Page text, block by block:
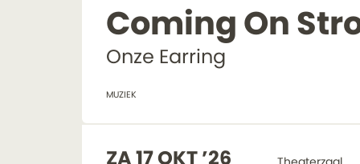
Coming On
Onze Earring
MUZIEK
ZA 17 OKT ’26